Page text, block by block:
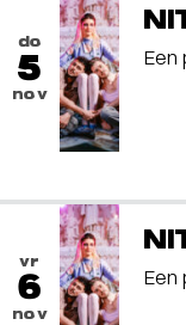
do
5
nov
Een
vr
6
nov
Een